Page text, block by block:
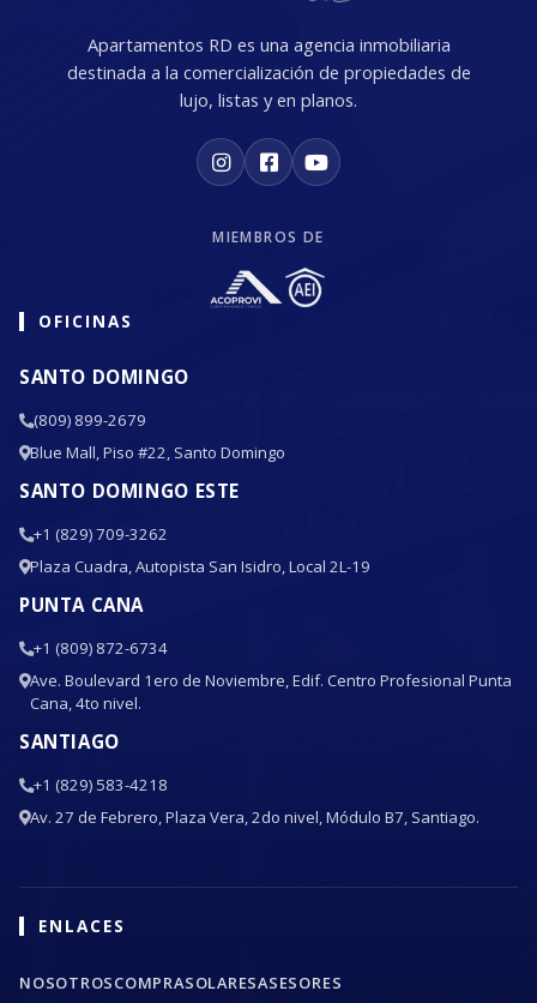
Apartamentos RD es una agencia inmobiliaria
destinada a la comercialización de propiedades de
lujo, listas y en planos.
MIEMBROS DE
OFICINAS
SANTO DOMINGO
(809) 899-2679
Blue Mall, Piso #22, Santo Domingo
SANTO DOMINGO ESTE
+1 (829) 709-3262
Plaza Cuadra, Autopista San Isidro, Local 2L-19
PUNTA CANA
+1 (809) 872-6734
Ave. Boulevard 1ero de Noviembre, Edif. Centro Profesional Punta
Cana, 4to nivel.
SANTIAGO
+1 (829) 583-4218
Av. 27 de Febrero, Plaza Vera, 2do nivel, Módulo B7, Santiago.
ENLACES
NOSOTROSCOMPRASOLARESASESORES